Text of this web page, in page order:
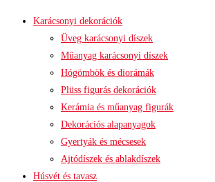
Karácsonyi dekorációk
Üveg karácsonyi díszek
Műanyag karácsonyi díszek
Hógömbök és diorámák
Plüss figurás dekorációk
Kerámia és műanyag figurák
Dekorációs alapanyagok
Gyertyák és mécsesek
Ajtódíszek és ablakdíszek
Húsvét és tavasz